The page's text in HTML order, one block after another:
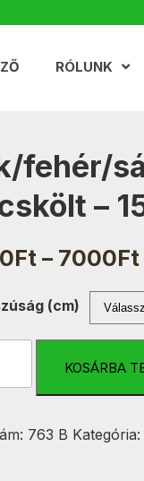
RÓLUNK
fehér/
–
Ft – 7000Ft
(cm)
KOSÁRBA
763 B Kategória: